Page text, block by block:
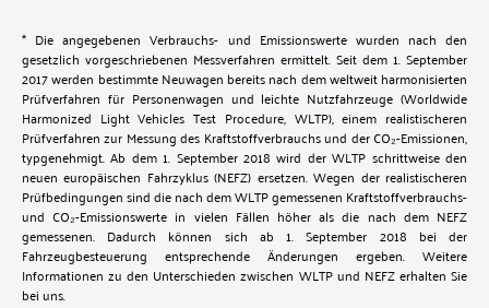
* Die angegebenen Verbrauchs- und Emissionswerte wurden nach den
gesetzlich vorgeschriebenen Messverfahren ermittelt. Seit dem 1. September
2017 werden bestimmte Neuwagen bereits nach dem weltweit harmonisierten
Prüfverfahren für Personenwagen und leichte Nutzfahrzeuge (Worldwide
Harmonized Light Vehicles Test Procedure, WLTP), einem realistischeren
Prüfverfahren zur Messung des Kraftstoffverbrauchs und der CO₂-Emissionen,
typgenehmigt. Ab dem 1. September 2018 wird der WLTP schrittweise den
neuen europäischen Fahrzyklus (NEFZ) ersetzen. Wegen der realistischeren
Prüfbedingungen sind die nach dem WLTP gemessenen Kraftstoffverbrauchs-
und CO₂-Emissionswerte in vielen Fällen höher als die nach dem NEFZ
gemessenen. Dadurch können sich ab 1. September 2018 bei der
Fahrzeugbesteuerung entsprechende Änderungen ergeben. Weitere
Informationen zu den Unterschieden zwischen WLTP und NEFZ erhalten Sie
bei uns.